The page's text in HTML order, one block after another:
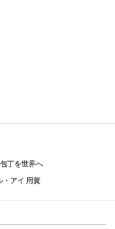
丁を世界へ
・アイ 用賀